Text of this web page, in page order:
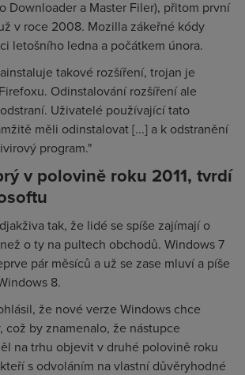
Downloader a Master Filer), přitom první
v roce 2008. Mozilla zákeřné kódy
letošního ledna a počátkem února.
takové rozšíření, trojan je
Odinstalování rozšíření ale
Uživatelé používající tato
měli odinstalovat [...] a k odstranění
program."
v polovině roku 2011, tvrdí
tak, že lidé se spíše zajímají o
o ty na pultech obchodů. Windows 7
pár měsíců a už se zase mluví a píše
8.
že nové verze Windows chce
což by znamenalo, že nástupce
na trhu objevit v druhé polovině roku
s odvoláním na vlastní důvěryhodné